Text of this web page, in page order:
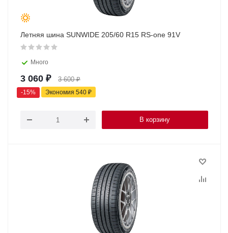
Летняя шина SUNWIDE 205/60 R15 RS-one 91V
Много
3 060 ₽ 3 600₽
-15% Экономия 540 ₽
В корзину